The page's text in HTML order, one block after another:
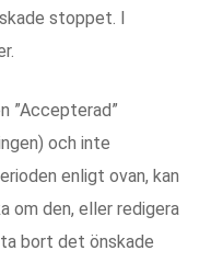
stoppet. I
”Accepterad”
och inte
enligt ovan, kan
om den, eller redigera
bort det önskade